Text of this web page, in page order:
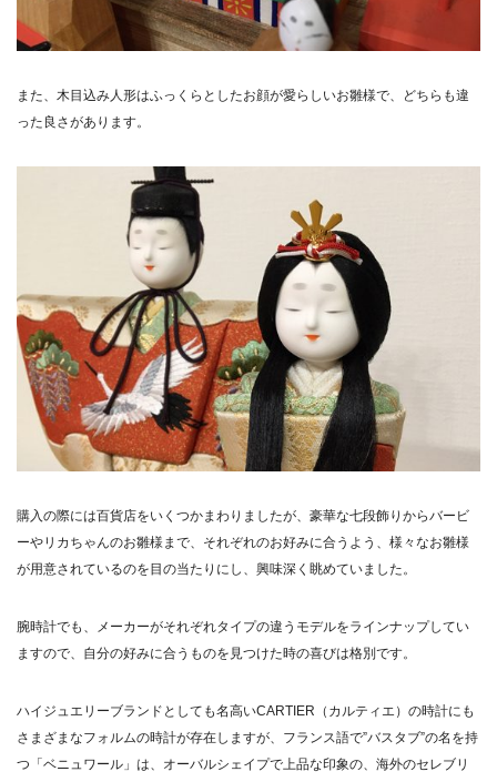
また、木目込み人形はふっくらとしたお顔が愛らしいお雛様で、どちらも違
った良さがあります。
購入の際には百貨店をいくつかまわりましたが、豪華な七段飾りからバービ
ーやリカちゃんのお雛様まで、それぞれのお好みに合うよう、様々なお雛様
が用意されているのを目の当たりにし、興味深く眺めていました。
腕時計でも、メーカーがそれぞれタイプの違うモデルをラインナップしてい
ますので、自分の好みに合うものを見つけた時の喜びは格別です。
ハイジュエリーブランドとしても名高いCARTIER（カルティエ）の時計にも
さまざまなフォルムの時計が存在しますが、フランス語で”バスタブ”の名を持
つ「ベニュワール」は、オーバルシェイプで上品な印象の、海外のセレブリ